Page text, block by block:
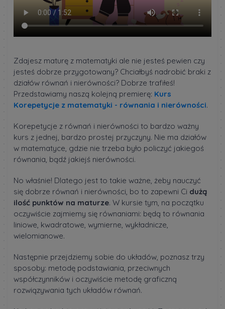
Zdajesz maturę z matematyki ale nie jesteś pewien czy
jesteś dobrze przygotowany? Chciałbyś nadrobić braki z
działów równań i nierówności? Dobrze trafiłeś!
Przedstawiamy naszą kolejną premierę: Kurs
Korepetycje z matematyki - równania i nierówności.
Korepetycje z równań i nierówności to bardzo ważny
kurs z jednej, bardzo prostej przyczyny. Nie ma działów
w matematyce, gdzie nie trzeba było policzyć jakiegoś
równania, bądź jakiejś nierówności.
No właśnie! Dlatego jest to takie ważne, żeby nauczyć
się dobrze równań i nierówności, bo to zapewni Ci dużą
ilość punktów na maturze. W kursie tym, na początku
oczywiście zajmiemy się równaniami: będą to równania
liniowe, kwadratowe, wymierne, wykładnicze,
wielomianowe.
Następnie przejdziemy sobie do układów, poznasz trzy
sposoby: metodę podstawiania, przeciwnych
współczynników i oczywiście metodę graficzną
rozwiązywania tych układów równań.